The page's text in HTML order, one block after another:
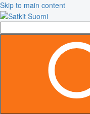
Skip to main content